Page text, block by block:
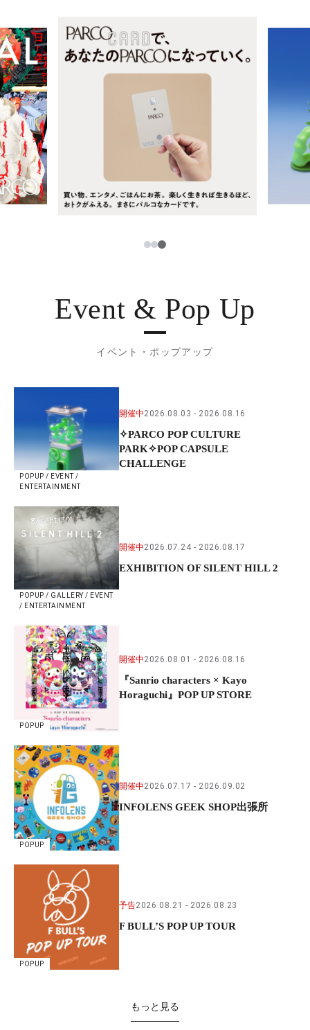
TAX FREE
PARCOメンバーズ
JP
日本語
12
Event & Pop Up
イベント・ポップアップ
POPUP / EVENT /
ENTERTAINMENT
開催中2026.08.03 2026.08.16
✧PARCO POP CULTURE
PARK✧POP CAPSULE
CHALLENGE
POPUP / GALLERY / EVENT
/ ENTERTAINMENT
開催中2026.07.24 2026.08.17
EXHIBITION OF SILENT HILL 2
POPUP
開催中2026.08.01 2026.08.16
『Sanrio characters × Kayo
Horaguchi』POP UP STORE
POPUP
開催中2026.07.17 2026.09.02
INFOLENS GEEK SHOP出張所
POPUP
予告2026.08.21 2026.08.23
F BULL’S POP UP TOUR
もっと見る